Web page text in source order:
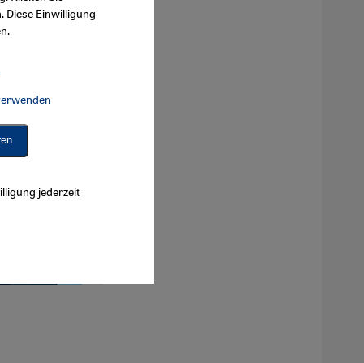
Diese Einwilligung
Google Maps Embed, Google Tag Manager, Instagram Embed,
jederzeit